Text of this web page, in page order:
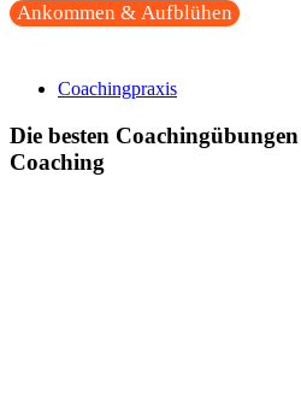
Ankommen & Aufblühen
Coachingpraxis
Die besten
Coaching